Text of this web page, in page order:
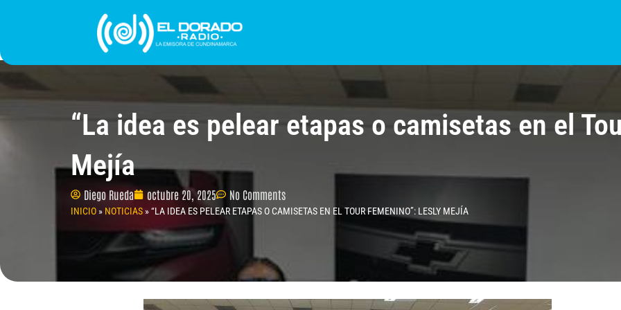
“La idea es pelear etapas o camisetas en el
Mejía
Diego Rueda octubre 20, 2025 No Comments
INICIO » NOTICIAS»“LA IDEA ES PELEAR ETAPAS O CAMISETAS EN EL TOUR FEMENINO”: LESLY MEJÍA